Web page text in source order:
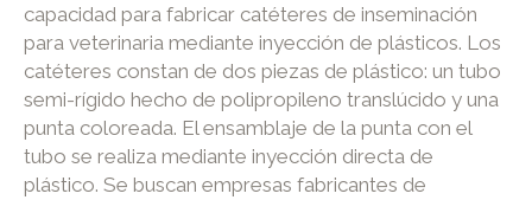
capacidad para fabricar catéteres de inseminación
para veterinaria mediante inyección de plásticos. Los
catéteres constan de dos piezas de plástico: un tubo
semi-rígido hecho de polipropileno translúcido y una
punta coloreada. El ensamblaje de la punta con el
tubo se realiza mediante inyección directa de
plástico. Se buscan empresas fabricantes de